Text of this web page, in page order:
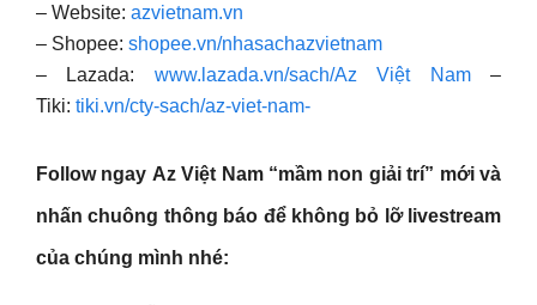
– Website: azvietnam.vn
– Shopee: shopee.vn/nhasachazvietnam
– Lazada: www.lazada.vn/sach/Az Việt Nam–
Tiki: tiki.vn/cty-sach/az-viet-nam-
Follow ngay Az Việt Nam “mầm non giải trí” mới và
nhấn chuông thông báo để không bỏ lỡ livestream
của chúng mình nhé: